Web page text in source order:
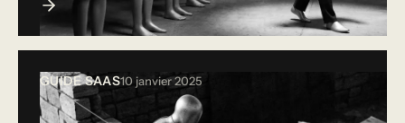
GUIDE SAAS10 janvier 2025